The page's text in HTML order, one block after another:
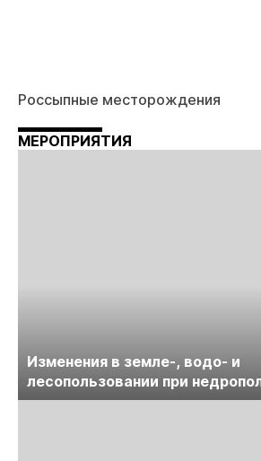
Россыпные месторождения
МЕРОПРИЯТИЯ
Изменения в земле-, водо- и
лесопользовании при
обсудят на семинаре